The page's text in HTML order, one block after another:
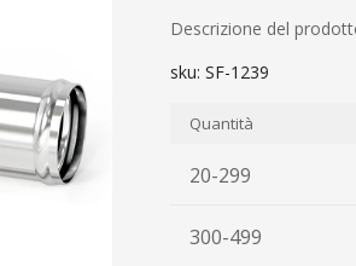
Descrizione del
sku: SF-1239
Quantità
20-299
300-499